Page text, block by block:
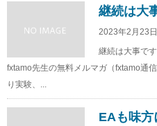
継続は大
2023年2月23日
継続は大事で
fxtamo先生の無料メルマガ（fxtamo通
り実験、...
EAも味方